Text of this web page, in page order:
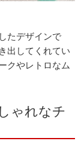
たデザインで
出してくれてい
クやレトロなム
ゃれなチ